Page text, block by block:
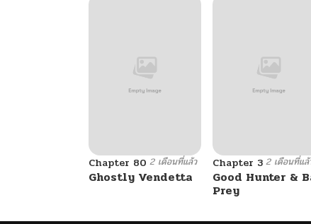
Chapter 80 2 เดือนที่แล้ว
Ghostly Vendetta
Chapter 3 2 เดือนที่แล้
Good Hunter &
Prey